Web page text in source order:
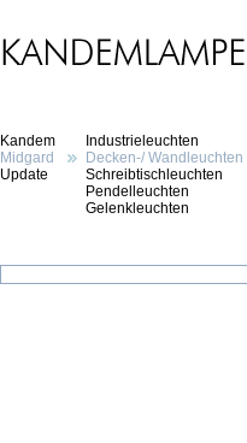
Kandem
Midgard
Update
Industrieleuchten
Decken-/ Wandleuchten
Schreibtischleuchten
Pendelleuchten
Gelenkleuchten